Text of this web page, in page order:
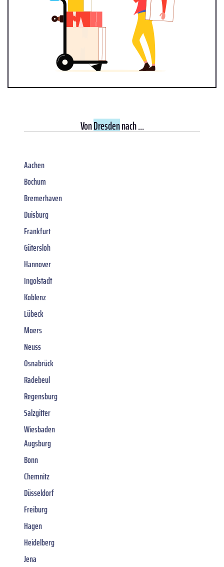
VonDresdennach ...
Aachen
Bochum
Bremerhaven
Duisburg
Frankfurt
Gütersloh
Hannover
Ingolstadt
Koblenz
Lübeck
Moers
Neuss
Osnabrück
Radebeul
Regensburg
Salzgitter
Wiesbaden
Augsburg
Bonn
Chemnitz
Düsseldorf
Freiburg
Hagen
Heidelberg
Jena